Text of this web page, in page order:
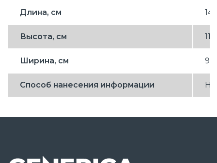
Длина, см
Высота, см 11
Ширина, см 9.7
Способ нанесения информации